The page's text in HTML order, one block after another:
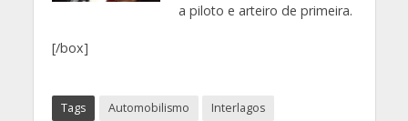
a piloto e arteiro de primeira.
[/box]
Tags Automobilismo
Interlagos